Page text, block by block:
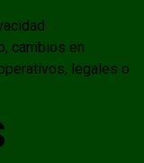
cambios en
legales o